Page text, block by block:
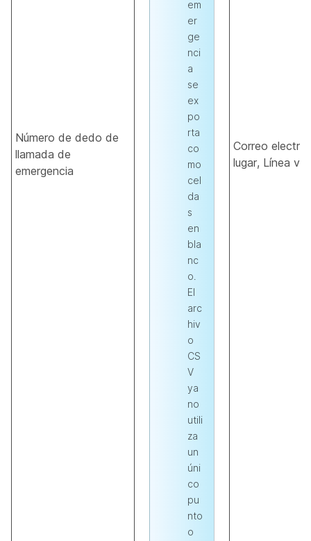
Número de dedo de
llamada de
emergencia
em
er
ge
nci
a
se
ex
po
rta
co
mo
cel
da
s
en
bla
nc
o.
El
arc
hiv
o
CS
V
ya
no
utili
za
un
úni
co
pu
nto
o
Correo
lugar, Línea